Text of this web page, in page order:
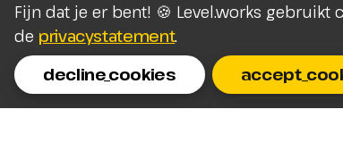
Fijn dat je er bent! 🍪 Level.works
de privacystatement.
decline_cookies